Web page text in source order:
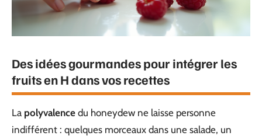
Des idées gourmandes pour intégrer les
fruits en H dans vos recettes
La polyvalence du honeydew ne laisse personne
indifférent : quelques morceaux dans une salade, un